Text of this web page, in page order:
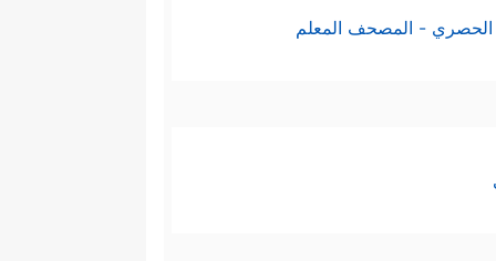
الحصري - المصحف المعلم